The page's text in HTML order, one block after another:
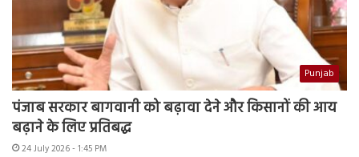
Punjab
पंजाब सरकार बागवानी को बढ़ावा देने और किसानों की आय
बढ़ाने के लिए प्रतिबद्ध
24 July 2026 - 1:45 PM